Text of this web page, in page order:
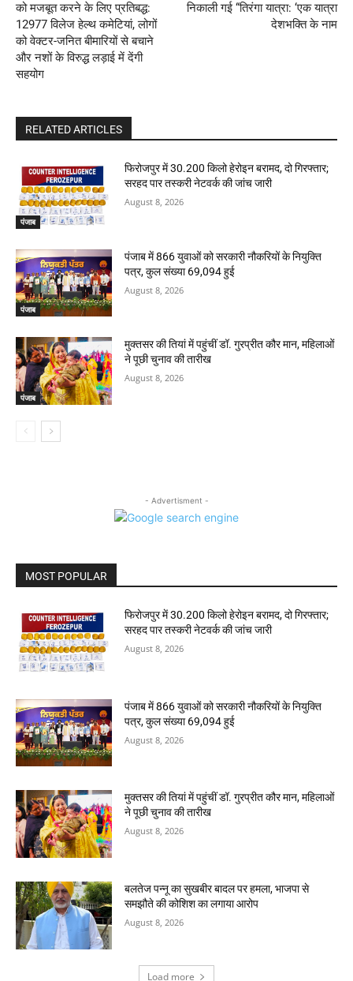
को मजबूत करने के लिए प्रतिबद्ध:
12977 विलेज हेल्थ कमेटियां, लोगों
को वेक्टर-जनित बीमारियों से बचाने
और नशों के विरुद्ध लड़ाई में देंगी
सहयोग
निकाली गई “तिरंगा यात्रा: ‘एक यात्रा
देशभक्ति के नाम
RELATED ARTICLES
पंजाब
फिरोजपुर में 30.200 किलो हेरोइन बरामद, दो गिरफ्तार;
सरहद पार तस्करी नेटवर्क की जांच जारी
August 8, 2026
पंजाब
पंजाब में 866 युवाओं को सरकारी नौकरियों के नियुक्ति
पत्र, कुल संख्या 69,094 हुई
August 8, 2026
पंजाब
मुक्तसर की तियां में पहुंचीं डॉ. गुरप्रीत कौर मान, महिलाओं
ने पूछी चुनाव की तारीख
August 8, 2026
- Advertisment -
MOST POPULAR
फिरोजपुर में 30.200 किलो हेरोइन बरामद, दो गिरफ्तार;
सरहद पार तस्करी नेटवर्क की जांच जारी
August 8, 2026
पंजाब में 866 युवाओं को सरकारी नौकरियों के नियुक्ति
पत्र, कुल संख्या 69,094 हुई
August 8, 2026
मुक्तसर की तियां में पहुंचीं डॉ. गुरप्रीत कौर मान, महिलाओं
ने पूछी चुनाव की तारीख
August 8, 2026
बलतेज पन्नू का सुखबीर बादल पर हमला, भाजपा से
समझौते की कोशिश का लगाया आरोप
August 8, 2026
Load more